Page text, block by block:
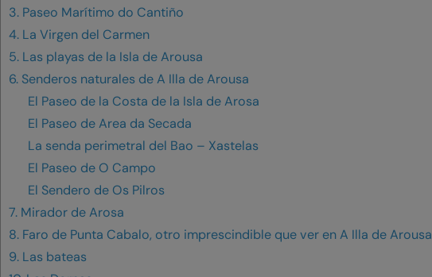
3. Paseo Marítimo do Cantiño
4. La Virgen del Carmen
5. Las playas de la Isla de Arousa
6. Senderos naturales de A Illa de Arousa
El Paseo de la Costa de la Isla de Arosa
El Paseo de Area da Secada
La senda perimetral del Bao – Xastelas
El Paseo de O Campo
El Sendero de Os Pilros
7. Mirador de Arosa
8. Faro de Punta Cabalo, otro imprescindible que ver en A Illa de Arousa
9. Las bateas